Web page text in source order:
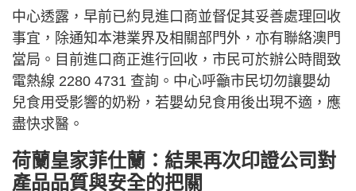
中心透露，早前已約見進口商並督促其妥善處理回收
事宜，除通知本港業界及相關部門外，亦有聯絡澳門
當局。目前進口商正進行回收，市民可於辦公時間致
電熱線 2280 4731 查詢。中心呼籲市民切勿讓嬰幼
兒食用受影響的奶粉，若嬰幼兒食用後出現不適，應
盡快求醫。
荷蘭皇家菲仕蘭：結果再次印證公司對
產品品質與安全的把關